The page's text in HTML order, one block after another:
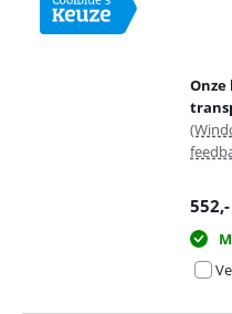
Onze
552,-